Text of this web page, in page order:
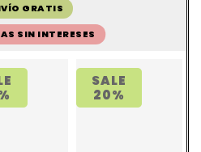
GRATIS
SIN INTERESES
SALE
20%